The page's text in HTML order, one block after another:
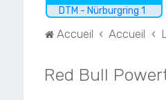
DTM - Nürburgring 1
Accueil Accueil
Red Bull